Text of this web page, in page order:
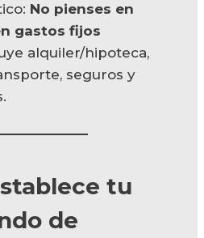
No pienses en
gastos fijos
alquiler/hipoteca,
seguros y
tu
de